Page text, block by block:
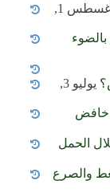
أغسطس 1,
يوليو 3,
خافض
الحمل
والصرع